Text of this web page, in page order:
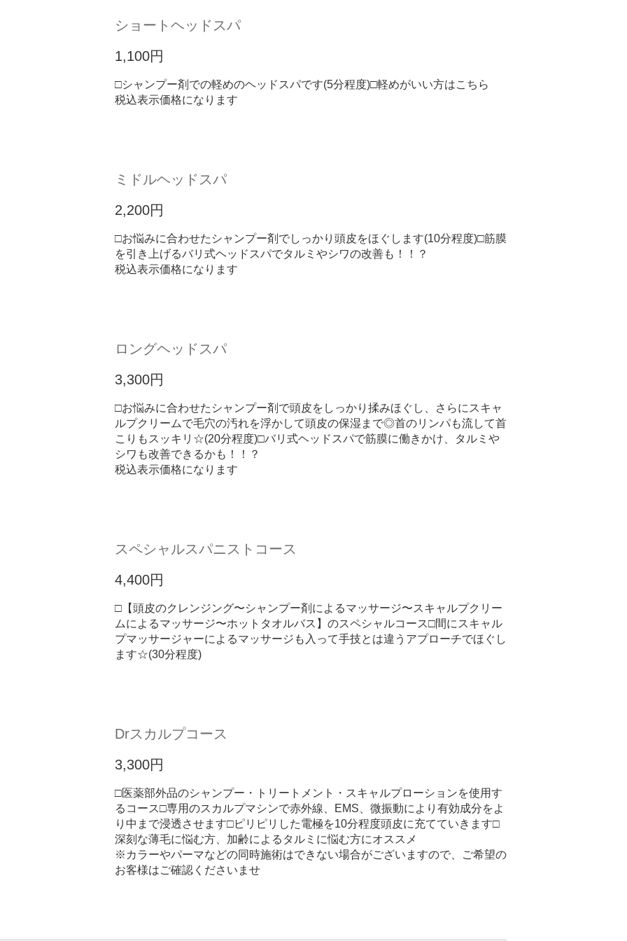
ショートヘッドスパ
1,100円
□シャンプー剤での軽めのヘッドスパです(5分程度)□軽めがいい方はこちら
税込表示価格になります
ミドルヘッドスパ
2,200円
□お悩みに合わせたシャンプー剤でしっかり頭皮をほぐします(10分程度)□筋膜
を引き上げるバリ式ヘッドスパでタルミやシワの改善も！！？
税込表示価格になります
ロングヘッドスパ
3,300円
□お悩みに合わせたシャンプー剤で頭皮をしっかり揉みほぐし、さらにスキャ
ルプクリームで毛穴の汚れを浮かして頭皮の保湿まで◎首のリンパも流して首
こりもスッキリ☆(20分程度)□バリ式ヘッドスパで筋膜に働きかけ、タルミや
シワも改善できるかも！！？
税込表示価格になります
スペシャルスパニストコース
4,400円
□【頭皮のクレンジング〜シャンプー剤によるマッサージ〜スキャルプクリー
ムによるマッサージ〜ホットタオルバス】のスペシャルコース□間にスキャル
プマッサージャーによるマッサージも入って手技とは違うアプローチでほぐし
ます☆(30分程度)
Drスカルプコース
3,300円
□医薬部外品のシャンプー・トリートメント・スキャルプローションを使用す
るコース□専用のスカルプマシンで赤外線、EMS、微振動により有効成分をよ
り中まで浸透させます□ピリピリした電極を10分程度頭皮に充てていきます□
深刻な薄毛に悩む方、加齢によるタルミに悩む方にオススメ
※カラーやパーマなどの同時施術はできない場合がございますので、ご希望の
お客様はご確認くださいませ